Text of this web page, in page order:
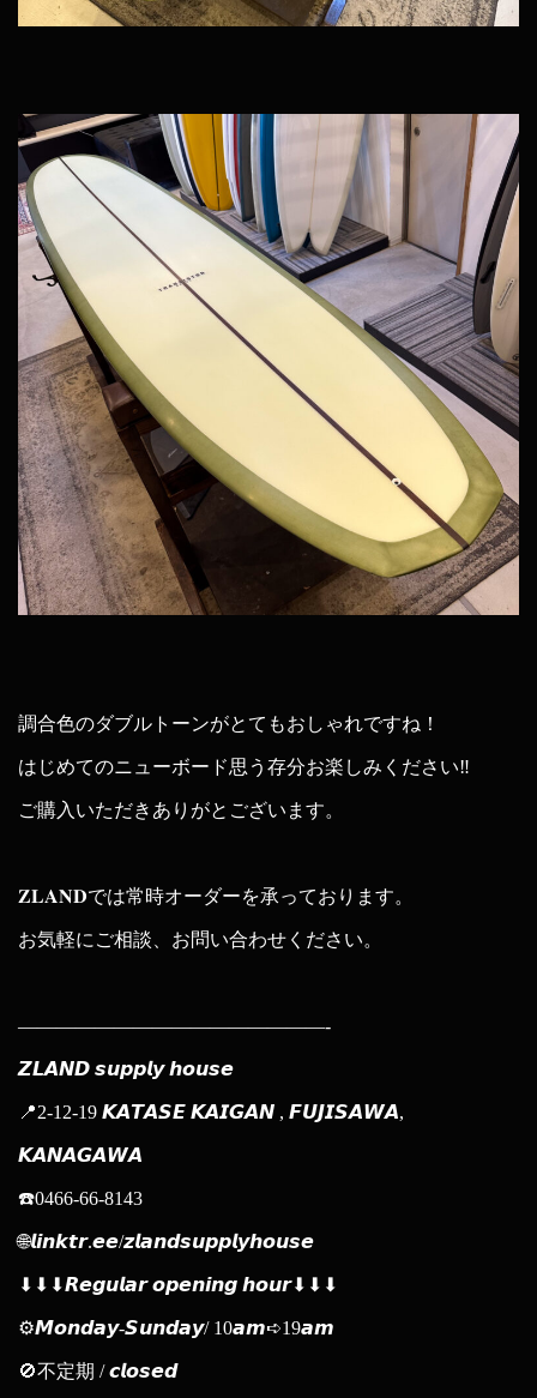
調合色のダブルトーンがとてもおしゃれですね！
はじめてのニューボード思う存分お楽しみください‼︎
ご購入いただきありがとございます。
𝐙𝐋𝐀𝐍𝐃では常時オーダーを承っております。
お気軽にご相談、お問い合わせください。
————————————————-
𝙕𝙇𝘼𝙉𝘿 𝙨𝙪𝙥𝙥𝙡𝙮 𝙝𝙤𝙪𝙨𝙚
📍2-12-19 𝙆𝘼𝙏𝘼𝙎𝙀 𝙆𝘼𝙄𝙂𝘼𝙉 , 𝙁𝙐𝙅𝙄𝙎𝘼𝙒𝘼,
𝙆𝘼𝙉𝘼𝙂𝘼𝙒𝘼
☎️0466-66-8143
🌐𝙡𝙞𝙣𝙠𝙩𝙧.𝙚𝙚/𝙯𝙡𝙖𝙣𝙙𝙨𝙪𝙥𝙥𝙡𝙮𝙝𝙤𝙪𝙨𝙚
⬇︎⬇︎⬇︎𝙍𝙚𝙜𝙪𝙡𝙖𝙧 𝙤𝙥𝙚𝙣𝙞𝙣𝙜 𝙝𝙤𝙪𝙧⬇︎⬇︎⬇︎
⚙𝙈𝙤𝙣𝙙𝙖𝙮-𝙎𝙪𝙣𝙙𝙖𝙮/ 10𝙖𝙢➪19𝙖𝙢
🚫不定期 / 𝙘𝙡𝙤𝙨𝙚𝙙